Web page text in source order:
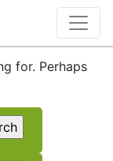
for. Perhaps